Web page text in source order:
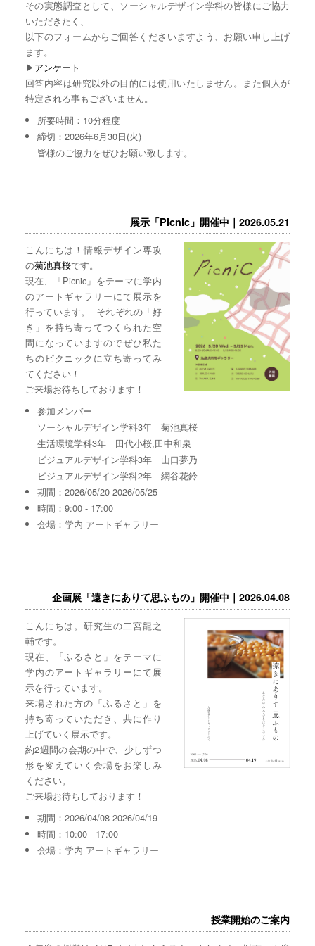
その実態調査として、ソーシャルデザイン学科の皆様にご協力
いただきたく、
以下のフォームからご回答くださいますよう、お願い申し上げ
ます。
▶︎アンケート
回答内容は研究以外の目的には使用いたしません。また個人が
特定される事もございません。
所要時間：10分程度
締切：2026年6月30日(火)
皆様のご協力をぜひお願い致します。
展示「Picnic」開催中｜2026.05.21
こんにちは！情報デザイン専攻
の菊池真桜です。
現在、「Picnic」をテーマに学内
のアートギャラリーにて展示を
行っています。 それぞれの「好
き」を持ち寄ってつくられた空
間になっていますのでぜひ私た
ちのピクニックに立ち寄ってみ
てください！
ご来場お待ちしております！
参加メンバー
ソーシャルデザイン学科3年 菊池真桜
生活環境学科3年 田代小桜,田中和泉
ビジュアルデザイン学科3年 山口夢乃
ビジュアルデザイン学科2年 網谷花鈴
期間：2026/05/20-2026/05/25
時間：9:00 - 17:00
会場：学内 アートギャラリー
企画展「遠きにありて思ふもの」開催中｜2026.04.08
こんにちは。研究生の二宮龍之
輔です。
現在、「ふるさと」をテーマに
学内のアートギャラリーにて展
示を行っています。
来場された方の「ふるさと」を
持ち寄っていただき、共に作り
上げていく展示です。
約2週間の会期の中で、少しずつ
形を変えていく会場をお楽しみ
ください。
ご来場お待ちしております！
期間：2026/04/08-2026/04/19
時間：10:00 - 17:00
会場：学内 アートギャラリー
授業開始のご案内